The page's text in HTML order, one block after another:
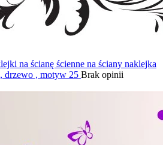
na ścianę ścienne na ściany naklejka
drzewo , motyw 25 Brak opinii